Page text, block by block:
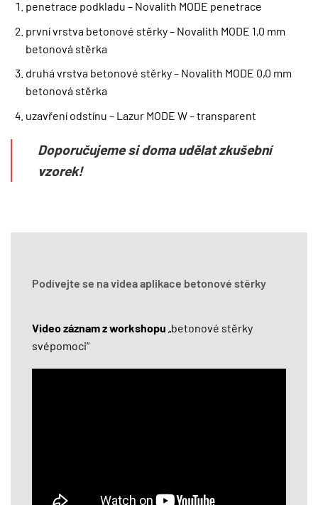
penetrace podkladu – Novalith MODE penetrace
první vrstva betonové stěrky – Novalith MODE 1,0 mm
betonová stěrka
druhá vrstva betonové stěrky – Novalith MODE 0,0 mm
betonová stěrka
uzavření odstínu – Lazur MODE W – transparent
Doporučujeme si doma udělat zkušební
vzorek!
Podívejte se na videa aplikace betonové stěrky
Video záznam z workshopu „betonové stěrky
svépomoci“